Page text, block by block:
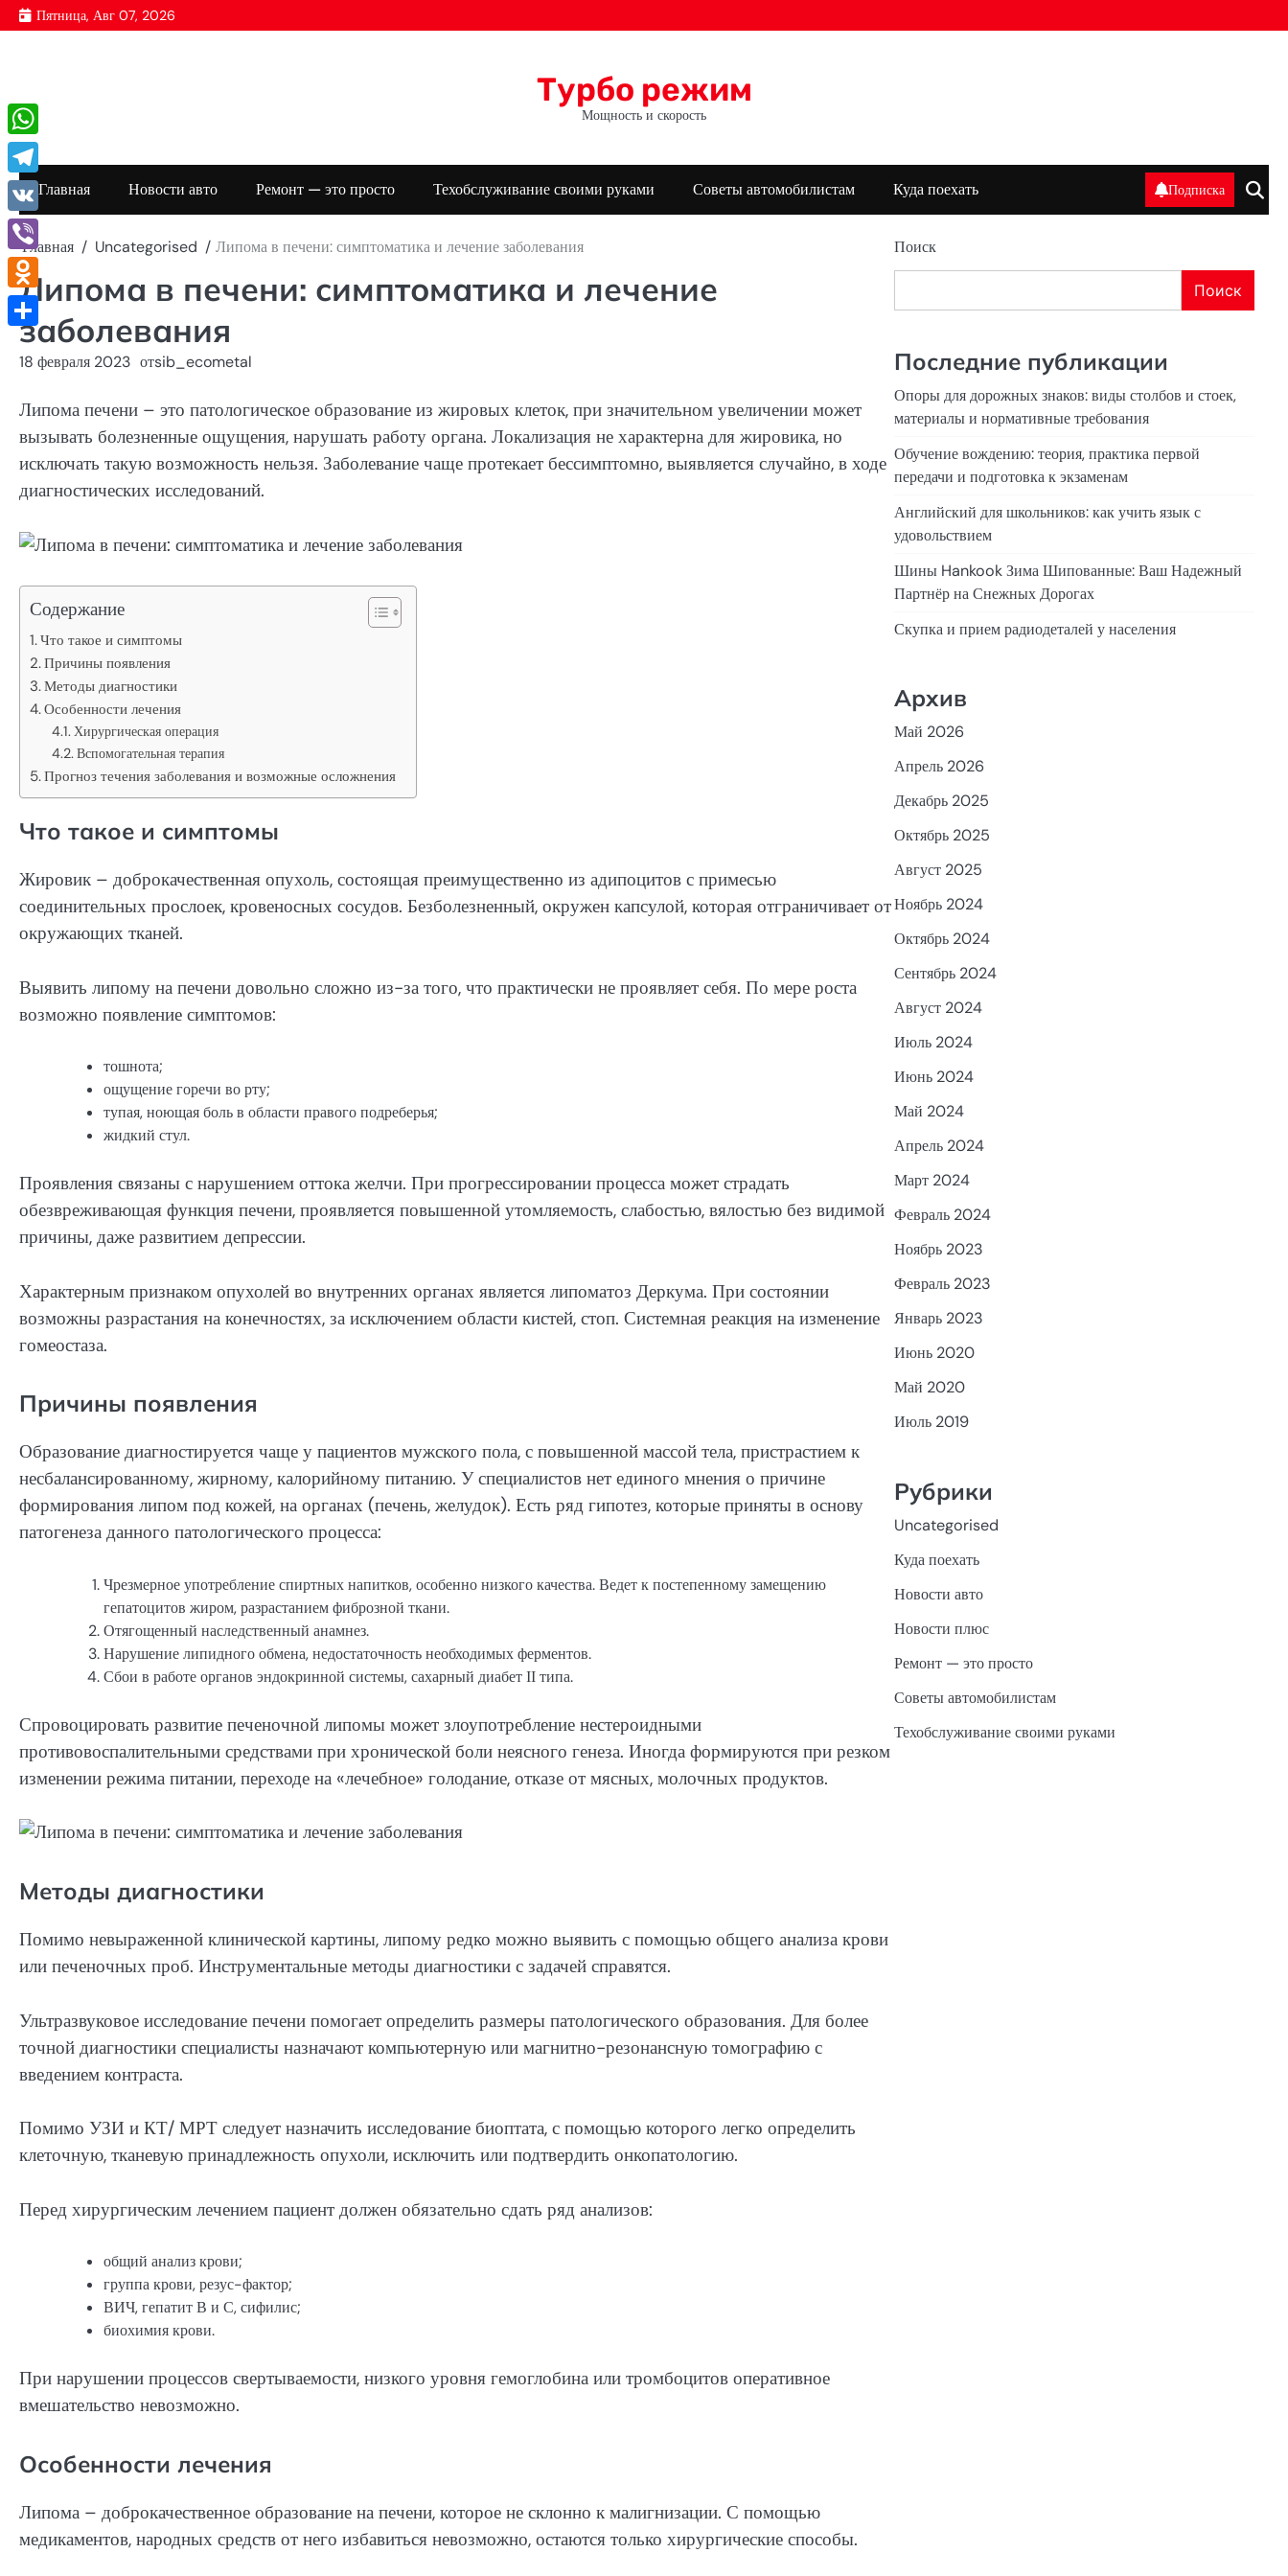
Перейти
к
Пятница, Авг 07, 2026
Турбо режим
Мощность и скорость
Главная Новости авто Ремонт — это просто Техобслуживание своими руками Советы автомобилистам Куда поехать Подписка
Главная Uncategorised Липома в печени: симптоматика и лечение заболевания
Липома в печени: симптоматика и лечение
заболевания
18 февраля 2023 отsib_ecometal
Липома печени – это патологическое образование из жировых клеток, при значительном увеличении может
вызывать болезненные ощущения, нарушать работу органа. Локализация не характерна для жировика, но
исключать такую возможность нельзя. Заболевание чаще протекает бессимптомно, выявляется случайно, в ходе
диагностических исследований.
Содержание
Что такое и симптомы
Причины появления
Методы диагностики
Особенности лечения
Хирургическая операция
Вспомогательная терапия
Прогноз течения заболевания и возможные осложнения
Что такое и симптомы
Жировик – доброкачественная опухоль, состоящая преимущественно из адипоцитов с примесью
соединительных прослоек, кровеносных сосудов. Безболезненный, окружен капсулой, которая отграничивает от
окружающих тканей.
Выявить липому на печени довольно сложно из-за того, что практически не проявляет себя. По мере роста
возможно появление симптомов:
тошнота;
ощущение горечи во рту;
тупая, ноющая боль в области правого подреберья;
жидкий стул.
Проявления связаны с нарушением оттока желчи. При прогрессировании процесса может страдать
обезвреживающая функция печени, проявляется повышенной утомляемость, слабостью, вялостью без видимой
причины, даже развитием депрессии.
Характерным признаком опухолей во внутренних органах является липоматоз Деркума. При состоянии
возможны разрастания на конечностях, за исключением области кистей, стоп. Системная реакция на изменение
гомеостаза.
Причины появления
Образование диагностируется чаще у пациентов мужского пола, с повышенной массой тела, пристрастием к
несбалансированному, жирному, калорийному питанию. У специалистов нет единого мнения о причине
формирования липом под кожей, на органах (печень, желудок). Есть ряд гипотез, которые приняты в основу
патогенеза данного патологического процесса:
Чрезмерное употребление спиртных напитков, особенно низкого качества. Ведет к постепенному замещению
гепатоцитов жиром, разрастанием фиброзной ткани.
Отягощенный наследственный анамнез.
Нарушение липидного обмена, недостаточность необходимых ферментов.
Сбои в работе органов эндокринной системы, сахарный диабет ІІ типа.
Спровоцировать развитие печеночной липомы может злоупотребление нестероидными
противовоспалительными средствами при хронической боли неясного генеза. Иногда формируются при резком
изменении режима питании, переходе на «лечебное» голодание, отказе от мясных, молочных продуктов.
Методы диагностики
Помимо невыраженной клинической картины, липому редко можно выявить с помощью общего анализа крови
или печеночных проб. Инструментальные методы диагностики с задачей справятся.
Ультразвуковое исследование печени помогает определить размеры патологического образования. Для более
точной диагностики специалисты назначают компьютерную или магнитно-резонансную томографию с
введением контраста.
Помимо УЗИ и КТ/ МРТ следует назначить исследование биоптата, с помощью которого легко определить
клеточную, тканевую принадлежность опухоли, исключить или подтвердить онкопатологию.
Перед хирургическим лечением пациент должен обязательно сдать ряд анализов:
общий анализ крови;
группа крови, резус-фактор;
ВИЧ, гепатит В и С, сифилис;
биохимия крови.
При нарушении процессов свертываемости, низкого уровня гемоглобина или тромбоцитов оперативное
вмешательство невозможно.
Особенности лечения
Липома – доброкачественное образование на печени, которое не склонно к малигнизации. С помощью
медикаментов, народных средств от него избавиться невозможно, остаются только хирургические способы.
Поиск
Поиск
Последние публикации
Опоры для дорожных знаков: виды столбов и стоек,
материалы и нормативные требования
Обучение вождению: теория, практика первой
передачи и подготовка к экзаменам
Английский для школьников: как учить язык с
удовольствием
Шины Hankook Зима Шипованные: Ваш Надежный
Партнёр на Снежных Дорогах
Скупка и прием радиодеталей у населения
Архив
Май 2026
Апрель 2026
Декабрь 2025
Октябрь 2025
Август 2025
Ноябрь 2024
Октябрь 2024
Сентябрь 2024
Август 2024
Июль 2024
Июнь 2024
Май 2024
Апрель 2024
Март 2024
Февраль 2024
Ноябрь 2023
Февраль 2023
Январь 2023
Июнь 2020
Май 2020
Июль 2019
Рубрики
Uncategorised
Куда поехать
Новости авто
Новости плюс
Ремонт — это просто
Советы автомобилистам
Техобслуживание своими руками
WhatsApp
Telegram
VK
Viber
Odnoklassniki
Отправить